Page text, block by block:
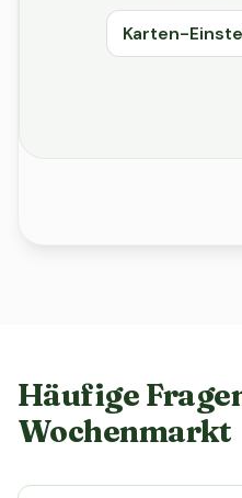
Karten-
Häufige
Wochenmarkt